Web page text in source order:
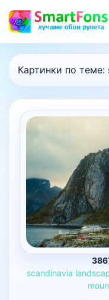
Картинки по теме:
scandinavia